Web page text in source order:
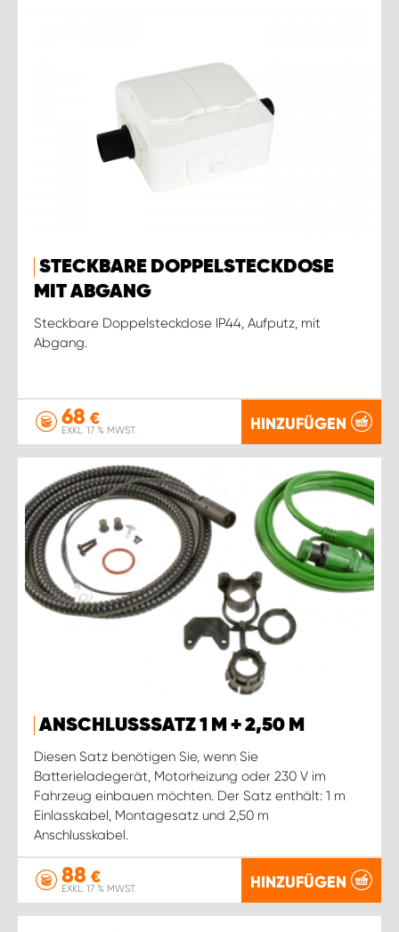
STECKBARE DOPPELSTECKDOSE
MIT ABGANG
Steckbare Doppelsteckdose IP44, Aufputz, mit
Abgang.
68 €
EXKL. 17 % MWST. HINZUFÜGEN
ANSCHLUSSSATZ 1 M + 2,50 M
Diesen Satz benötigen Sie, wenn Sie
Batterieladegerät, Motorheizung oder 230 V im
Fahrzeug einbauen möchten. Der Satz enthält: 1 m
Einlasskabel, Montagesatz und 2,50 m
Anschlusskabel.
88 €
EXKL. 17 % MWST. HINZUFÜGEN